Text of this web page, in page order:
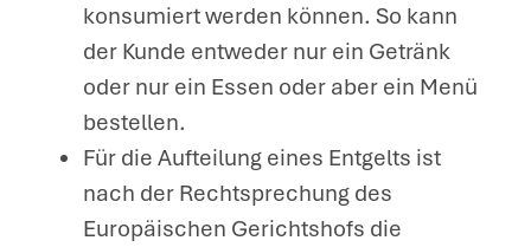
konsumiert werden können. So kann
der Kunde entweder nur ein Getränk
oder nur ein Essen oder aber ein Menü
bestellen.
Für die Aufteilung eines Entgelts ist
nach der Rechtsprechung des
Europäischen Gerichtshofs die